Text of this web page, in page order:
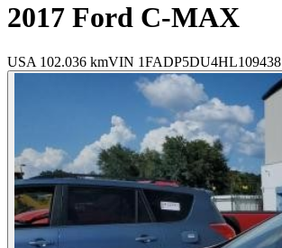
2017 Ford C-MAX
USA 102.036 kmVIN 1FADP5DU4HL109438